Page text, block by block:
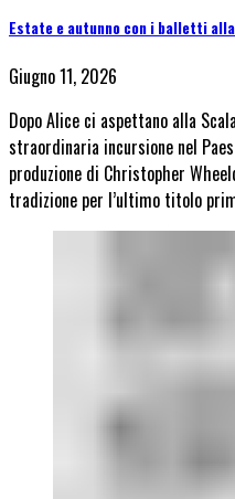
Estate e autunno con i balletti
Giugno 11, 2026
Dopo Alice ci aspettano alla
straordinaria incursione nel
produzione di Christopher
tradizione per l’ultimo titolo